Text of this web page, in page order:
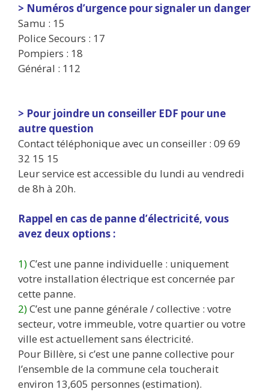
> Numéros d’urgence pour signaler un danger
Samu : 15
Police Secours : 17
Pompiers : 18
Général : 112
> Pour joindre un conseiller EDF pour une
autre question
Contact téléphonique avec un conseiller : 09 69
32 15 15
Leur service est accessible du lundi au vendredi
de 8h à 20h.
Rappel en cas de panne d’électricité, vous
avez deux options :
1)C’est une panne individuelle : uniquement
votre installation électrique est concernée par
cette panne.
2)C’est une panne générale / collective : votre
secteur, votre immeuble, votre quartier ou votre
ville est actuellement sans électricité.
Pour Billère, si c’est une panne collective pour
l’ensemble de la commune cela toucherait
environ 13,605 personnes (estimation).